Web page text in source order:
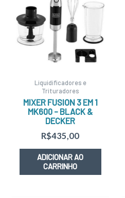
Liquidificadores e
Trituradores
MIXER FUSION 3 EM 1
MK600 – BLACK &
DECKER
R$435,00
ADICIONAR AO
CARRINHO